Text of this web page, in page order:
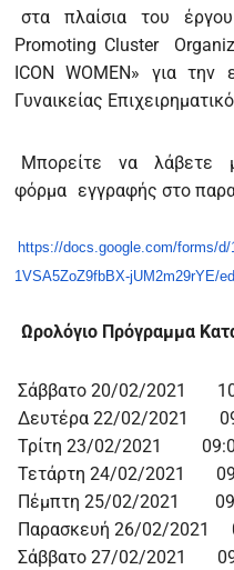
στα πλαίσια του
Promoting Cluster
ICON WOMEN» για την
Γυναικείας
Μπορείτε να λάβετε
φόρμα εγγραφής στο
https://docs.google.com/forms/
1VSA5ZoZ9fbBX-jUM2m29rYE/
Ωρολόγιο Πρόγραμμα
Σάββατο 20/02/2021
Δευτέρα 22/02/2021
Τρίτη 23/02/2021
Τετάρτη 24/02/2021
Πέμπτη 25/02/2021
Παρασκευή 26/02/2021
Σάββατο 27/02/2021